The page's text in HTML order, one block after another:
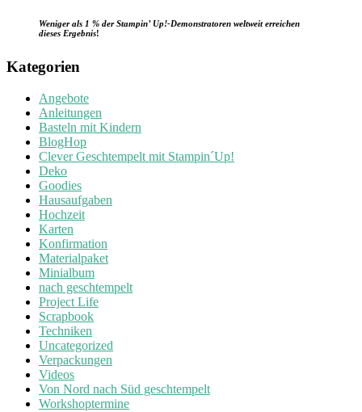
Weniger als 1 % der Stampin’ Up!-Demonstratoren weltweit erreichen
dieses Ergebnis!
Kategorien
Angebote
Anleitungen
Basteln mit Kindern
BlogHop
Clever Geschtempelt mit Stampin´Up!
Deko
Goodies
Hausaufgaben
Hochzeit
Karten
Konfirmation
Materialpaket
Minialbum
nach geschtempelt
Project Life
Scrapbook
Techniken
Uncategorized
Verpackungen
Videos
Von Nord nach Süd geschtempelt
Workshoptermine